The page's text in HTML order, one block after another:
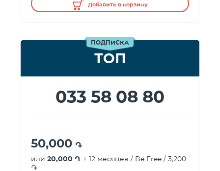
Добавить в корзину
ПОДПИСКА
ТОП
033 58 08 80
50,000 ֏
или 20,000 ֏ + 12 месяцев / Be Free / 3,200
֏